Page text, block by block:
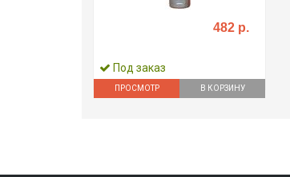
482 р.
Под заказ
ПРОСМОТР В КОРЗИНУ